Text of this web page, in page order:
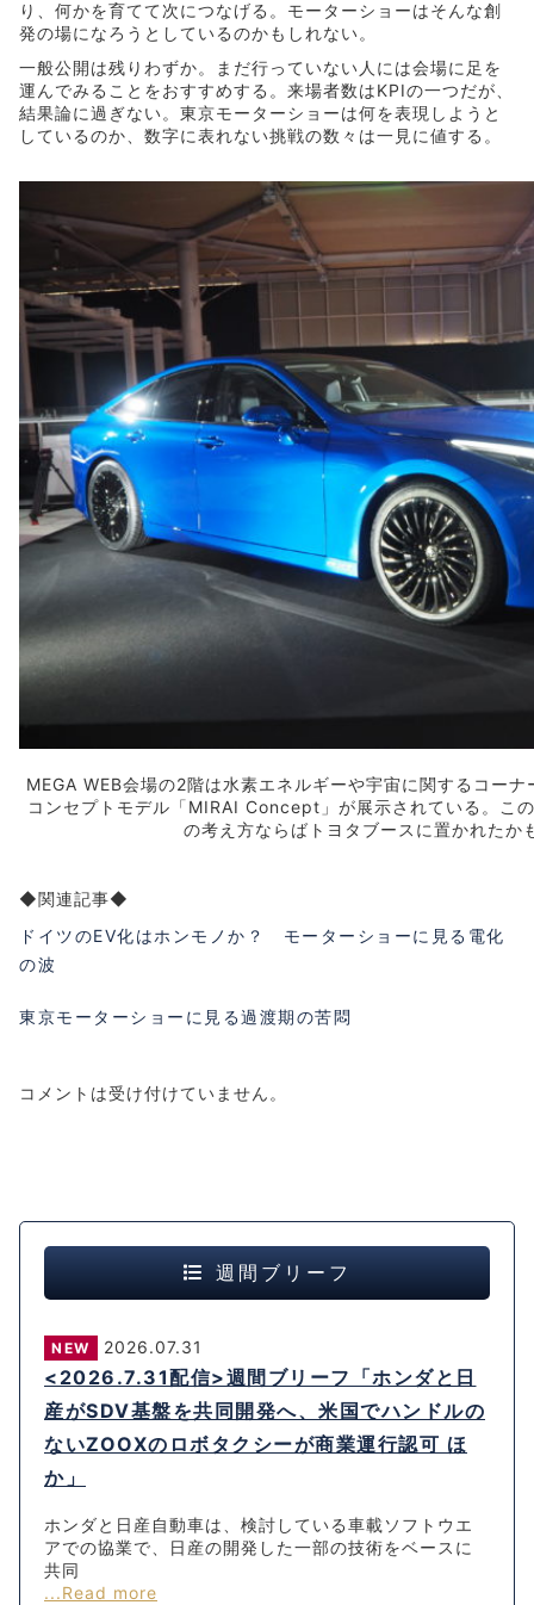
り、何かを育てて次につなげる。モーターショーはそんな創
発の場になろうとしているのかもしれない。
一般公開は残りわずか。まだ行っていない人には会場に足を
運んでみることをおすすめする。来場者数はKPIの一つだが、
結果論に過ぎない。東京モーターショーは何を表現しようと
しているのか、数字に表れない挑戦の数々は一見に値する。
MEGA WEB会場の2階は水素エネルギーや宇宙に関するコー
コンセプトモデル「MIRAI Concept」が展示されている。こ
の考え方ならばトヨタブースに置かれたか
◆関連記事◆
ドイツのEV化はホンモノか？ モーターショーに見る電化
の波
東京モーターショーに見る過渡期の苦悶
コメントは受け付けていません。
週間ブリーフ
NEW 2026.07.31
<2026.7.31配信>週間ブリーフ「ホンダと日
産がSDV基盤を共同開発へ、米国でハンドルの
ないZOOXのロボタクシーが商業運行認可 ほ
か」
ホンダと日産自動車は、検討している車載ソフトウエ
アでの協業で、日産の開発した一部の技術をベースに
共同
...Read more